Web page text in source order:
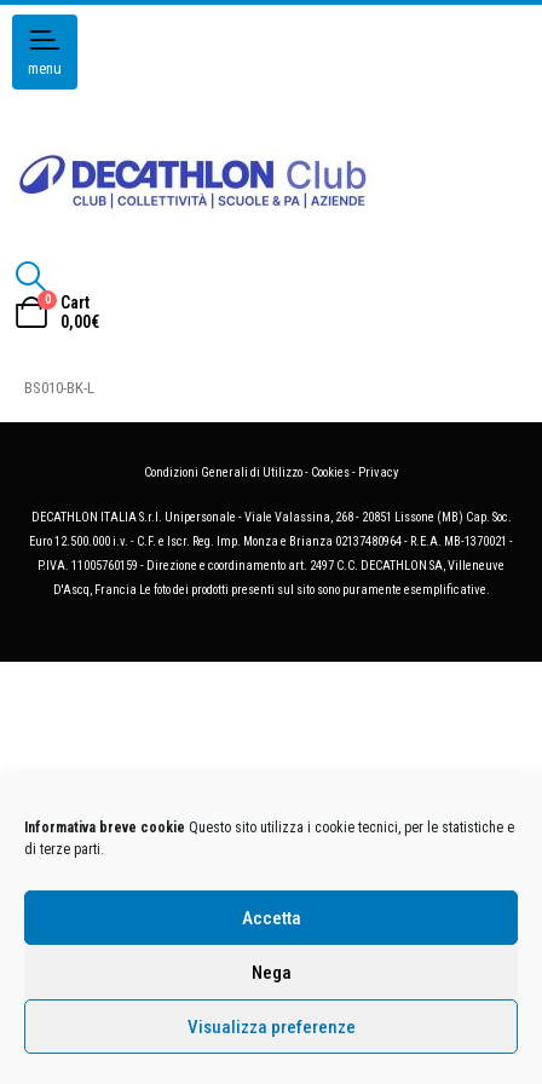
Informativa breve cookie Questo sito utilizza i cookie tecnici, per le statistiche e
di terze parti.
Accetta
Nega
Visualizza preferenze
menu
0
Cart
0,00€
BS010-BK-L
Condizioni Generali di Utilizzo- Cookies- Privacy
DECATHLON ITALIA S.r.l. Unipersonale - Viale Valassina, 268 - 20851 Lissone (MB) Cap. Soc.
Euro 12.500.000 i.v. - C.F. e Iscr. Reg. Imp. Monza e Brianza 02137480964 - R.E.A. MB-1370021 -
P.IVA. 11005760159 - Direzione e coordinamento art. 2497 C.C. DECATHLON SA, Villeneuve
D'Ascq, Francia Le foto dei prodotti presenti sul sito sono puramente esemplificative.